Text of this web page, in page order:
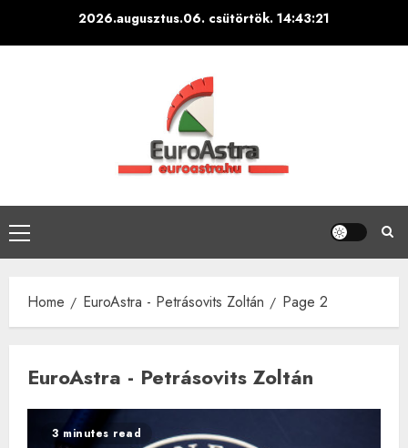
2026.augusztus.06. csütörtök. 14:43:22
Primary
Menu
Home EuroAstra - Petrásovits Zoltán Page 2
EuroAstra - Petrásovits Zoltán
3 minutes read